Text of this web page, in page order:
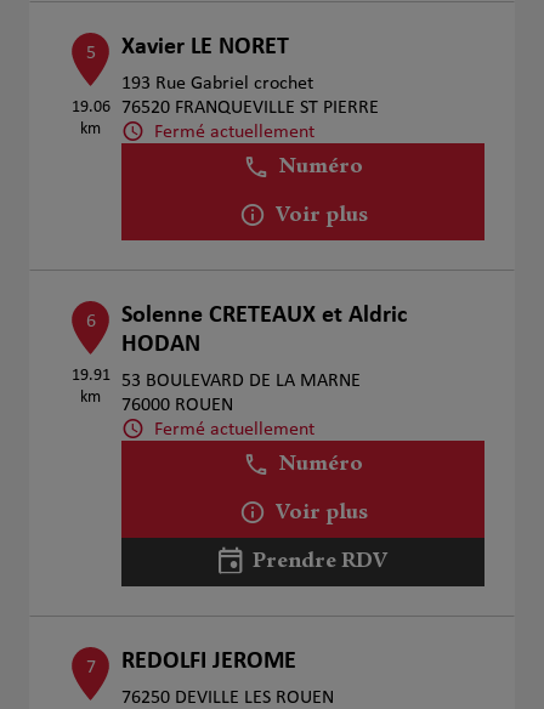
5
19.06
km
Xavier LE NORET
193 Rue Gabriel crochet
76520 FRANQUEVILLE ST PIERRE
Fermé actuellement
Numéro
Voir plus
6
19.91
km
Solenne CRETEAUX et Aldric
HODAN
53 BOULEVARD DE LA MARNE
76000 ROUEN
Fermé actuellement
Numéro
Voir plus
Prendre RDV
7 REDOLFI JEROME
76250 DEVILLE LES ROUEN